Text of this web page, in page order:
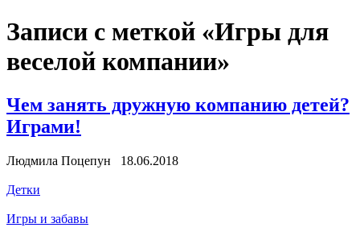
Записи с меткой «Игры для
веселой компании»
Чем занять дружную компанию детей?
Играми!
Людмила Поцепун 18.06.2018
Детки
Игры и забавы